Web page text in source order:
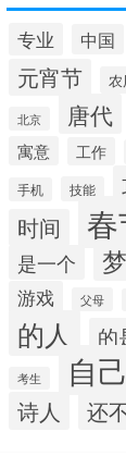
专业 中国
元宵节
北京 唐代
寓意 工作
手机 技能
时间
是一个
游戏
父母
的人 的
考生 自
诗人 还